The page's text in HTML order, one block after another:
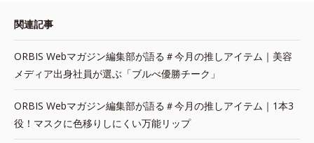
関連記事
ORBIS Webマガジン編集部が語る＃今月の推しアイテム｜美容
メディア出身社員が選ぶ「ブルべ優勝チーク」
ORBIS Webマガジン編集部が語る＃今月の推しアイテム｜1本3
役！マスクに色移りしにくい万能リップ